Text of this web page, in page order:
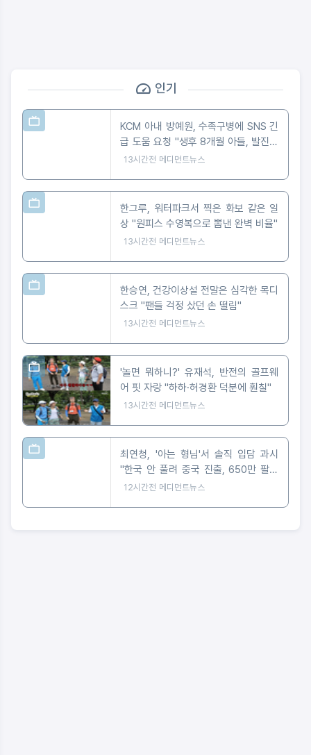
인기
KCM 아내 방예원, 수족구병에 SNS 긴
급 도움 요청 "생후 8개월 아들, 발진에
마음 아파"
13시간전 메디먼트뉴스
한그루, 워터파크서 찍은 화보 같은 일
상 "원피스 수영복으로 뽐낸 완벽 비율"
13시간전 메디먼트뉴스
한승연, 건강이상설 전말은 심각한 목디
스크 "팬들 걱정 샀던 손 떨림"
13시간전 메디먼트뉴스
'놀면 뭐하니?' 유재석, 반전의 골프웨
어 핏 자랑 "하하·허경환 덕분에 훤칠"
13시간전 메디먼트뉴스
최연청, '아는 형님'서 솔직 입담 과시
"한국 안 풀려 중국 진출, 650만 팔로
워 대박"
12시간전 메디먼트뉴스